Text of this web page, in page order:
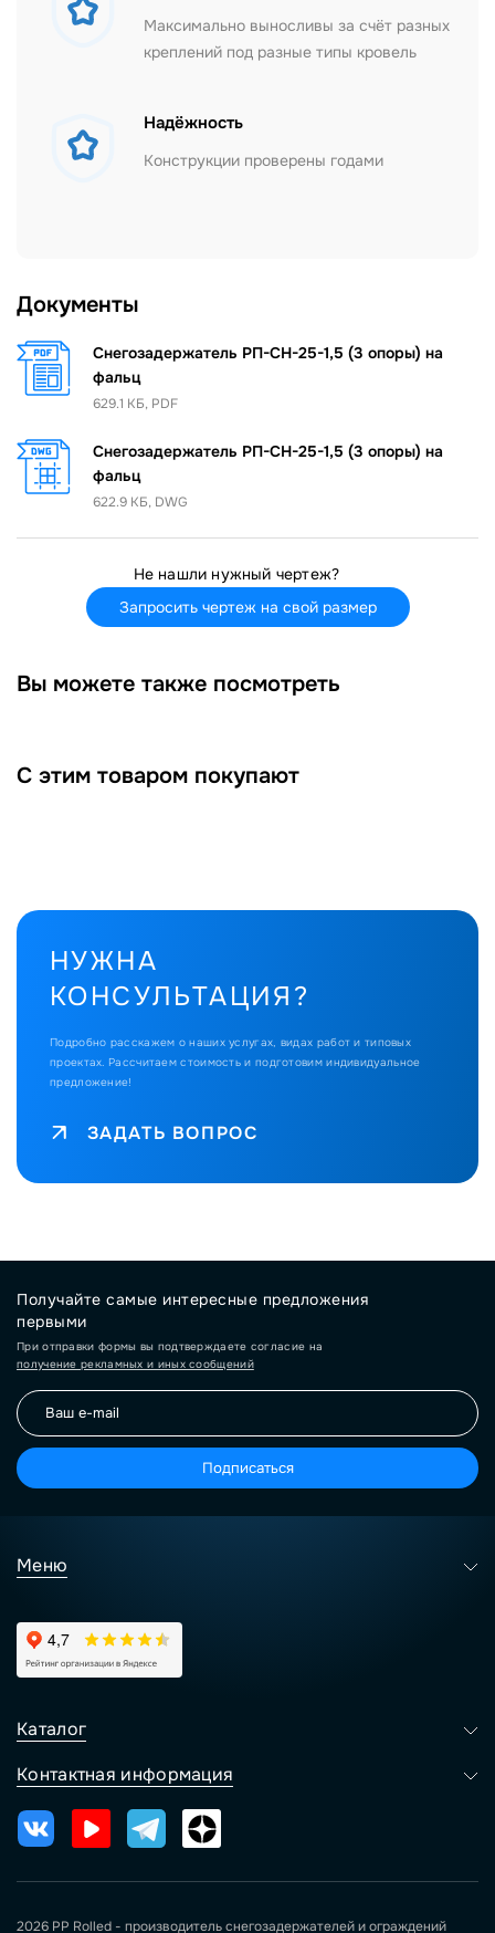
Максимально выносливы за счёт разных
креплений под разные типы кровель
Надёжность
Конструкции проверены годами
Документы
Снегозадержатель РП-СН-25-1,5 (3 опоры) на
фальц
629.1 КБ, PDF
Снегозадержатель РП-СН-25-1,5 (3 опоры) на
фальц
622.9 КБ, DWG
Не нашли нужный чертеж?
Запросить чертеж на свой размер
Вы можете также посмотреть
С этим товаром покупают
НУЖНА
КОНСУЛЬТАЦИЯ?
Подробно расскажем о наших услугах, видах работ и типовых
проектах. Рассчитаем стоимость и подготовим индивидуальное
предложение!
ЗАДАТЬ ВОПРОС
Получайте самые интересные предложения
первыми
При отправки формы вы подтверждаете согласие на
получение рекламных и иных сообщений
Подписаться
Меню
Каталог
Контактная информация
2026 PP Rolled - производитель снегозадержателей и ограждений